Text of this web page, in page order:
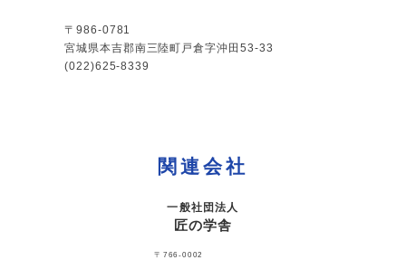
〒986-0781
宮城県本吉郡南三陸町戸倉字沖田53-33
(022)625-8339
関連会社
一般社団法人
匠の学舎
〒766-0002